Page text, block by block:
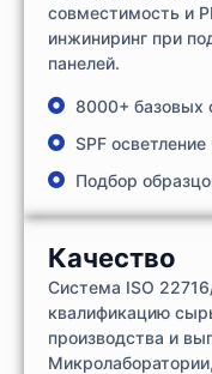
совместимость и
инжиниринг при
панелей.
8000+ базовых
SPF
Подбор
Качество
Система ISO
квалификацию
производства и